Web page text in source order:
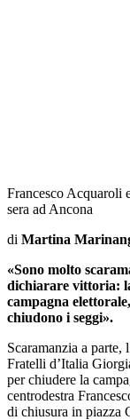
Francesco Acquaroli
sera ad Ancona
di Martina
«Sono molto
dichiarare vittoria:
campagna
chiudono i seggi».
Scaramanzia a parte,
Fratelli d’Italia
per chiudere la
centrodestra
di chiusura in piazza